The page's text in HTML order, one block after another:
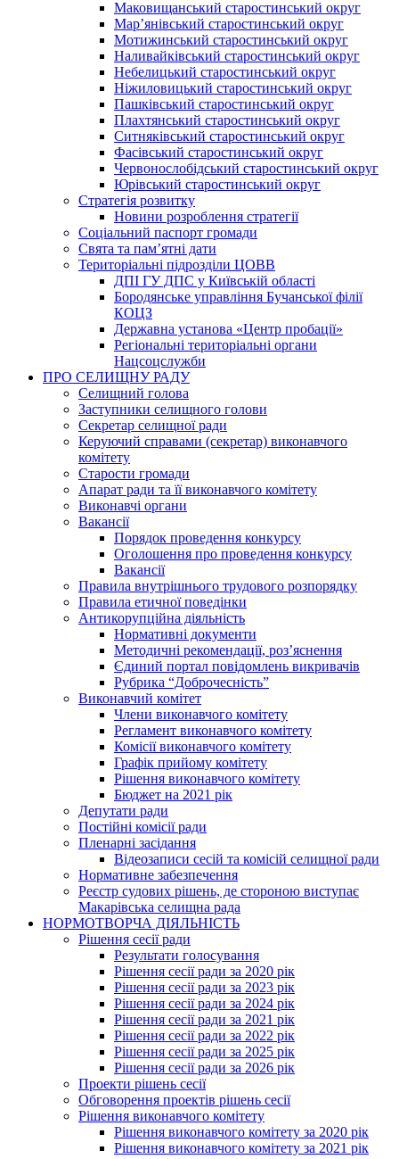
Маковищанський старостинський округ
Мар’янівський старостинський округ
Мотижинський старостинський округ
Наливайківський старостинський округ
Небелицький старостинський округ
Ніжиловицький старостинський округ
Пашківський старостинський округ
Плахтянський старостинський округ
Ситняківський старостинський округ
Фасівський старостинський округ
Червонослобідський старостинський округ
Юрівський старостинський округ
Стратегія розвитку
Новини розроблення стратегії
Соціальний паспорт громади
Свята та пам’ятні дати
Територіальні підрозділи ЦОВВ
ДПІ ГУ ДПС у Київській області
Бородянське управління Бучанської філії
КОЦЗ
Державна установа «Центр пробації»
Регіональні територіальні органи
Нацсоцслужби
ПРО СЕЛИЩНУ РАДУ
Селищний голова
Заступники селищного голови
Секретар селищної ради
Керуючий справами (секретар) виконавчого
комітету
Старости громади
Апарат ради та її виконавчого комітету
Виконавчі органи
Вакансії
Порядок проведення конкурсу
Оголошення про проведення конкурсу
Вакансії
Правила внутрішнього трудового розпорядку
Правила етичної поведінки
Антикорупційна діяльність
Нормативні документи
Методичні рекомендації, роз’яснення
Єдиний портал повідомлень викривачів
Рубрика “Доброчесність”
Виконавчий комітет
Члени виконавчого комітету
Регламент виконавчого комітету
Комісії виконавчого комітету
Графік прийому комітету
Рішення виконавчого комітету
Бюджет на 2021 рік
Депутати ради
Постійні комісії ради
Пленарні засідання
Відеозаписи сесій та комісій селищної ради
Нормативне забезпечення
Реєстр судових рішень, де стороною виступає
Макарівська селищна рада
НОРМОТВОРЧА ДІЯЛЬНІСТЬ
Рішення сесії ради
Результати голосування
Рішення сесії ради за 2020 рік
Рішення сесії ради за 2023 рік
Рішення сесії ради за 2024 рік
Рішення сесії ради за 2021 рік
Рішення сесії ради за 2022 рік
Рішення сесії ради за 2025 рік
Рішення сесії ради за 2026 рік
Проекти рішень сесії
Обговорення проектів рішень сесії
Рішення виконавчого комітету
Рішення виконавчого комітету за 2020 рік
Рішення виконавчого комітету за 2021 рік